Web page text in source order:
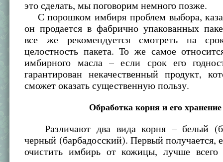
это сделать, мы поговорим немного позже.
С порошком имбиря проблем выбора,
он продается в фабрично упакованных
все же рекомендуется смотреть на
целостность пакета. То же самое
имбирного масла – если срок его
гарантирован некачественный продукт,
сможет оказать существенную пользу.
Обработка корня и его хранение
Различают два вида корня – белый
черный (барбадосский). Первый получается,
очистить имбирь от кожицы, лучше